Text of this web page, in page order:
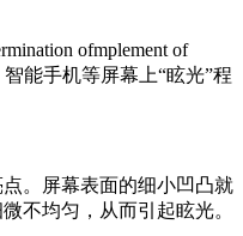
ofmplement of
能手机等屏幕上“眩光”程
。屏幕表面的细小凹凸就
不均匀，从而引起眩光。